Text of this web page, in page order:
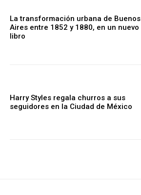
La transformación urbana de Buenos
Aires entre 1852 y 1880, en un nuevo
libro
Harry Styles regala churros a sus
seguidores en la Ciudad de México